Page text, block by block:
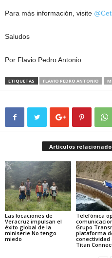
Para más información, visite
Saludos
Por Flavio Pedro Antonio
ETIQUETAS FLAVIO PEDRO ANTONIO
Artículos
Las locaciones de
Veracruz impulsan el
éxito global de la
miniserie No tengo
miedo
Telefónica
Grupo
plataforma
conectividad
Titan